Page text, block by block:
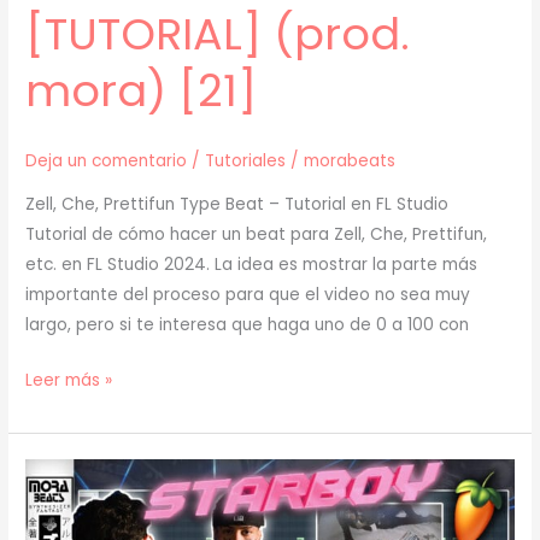
[TUTORIAL] (prod.
mora) [21]
Deja un comentario / Tutoriales /morabeats
Zell, Che, Prettifun Type Beat – Tutorial en FL Studio
Tutorial de cómo hacer un beat para Zell, Che, Prettifun,
etc. en FL Studio 2024. La idea es mostrar la parte más
importante del proceso para que el video no sea muy
largo, pero si te interesa que haga uno de 0 a 100 con
[
]
Cómo
Hacer
un
Leer más »